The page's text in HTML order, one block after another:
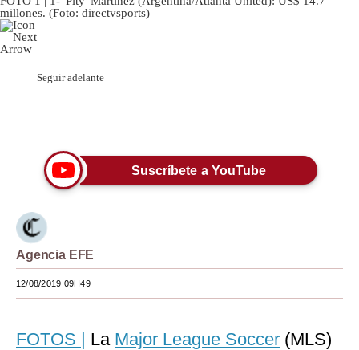
millones. (Foto: directvsports)
Seguir adelante
Suscríbete a YouTube
Agencia EFE
12/08/2019 09H49
FOTOS | La Major League Soccer (MLS)